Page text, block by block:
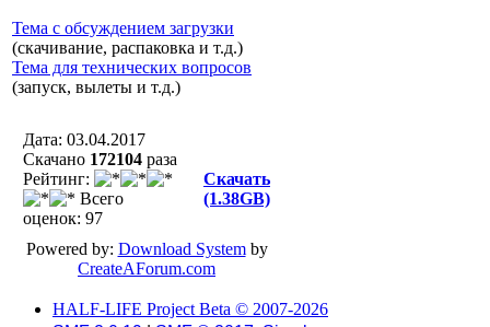
Тема с обсуждением загрузки
(скачивание, распаковка и т.д.)
Тема для технических вопросов
(запуск, вылеты и т.д.)
Дата: 03.04.2017
Скачано 172104 разa
Рейтинг:
Всего
оценок: 97
Скачать
(1.38GB)
Powered by: Download Systemby
CreateAForum.com
HALF-LIFE Project Beta © 2007-2026